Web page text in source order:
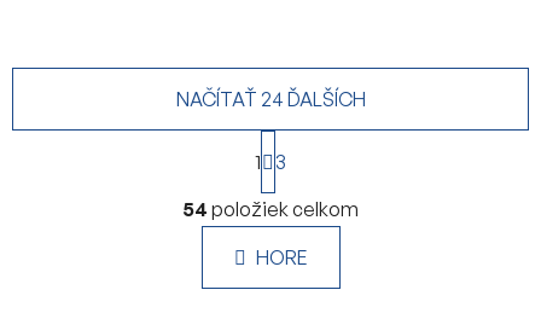
O
v
l
á
d
NAČÍTAŤ 24 ĎALŠÍCH
S
t
r
á
n
k
1
3
54 položiek celkom
HORE